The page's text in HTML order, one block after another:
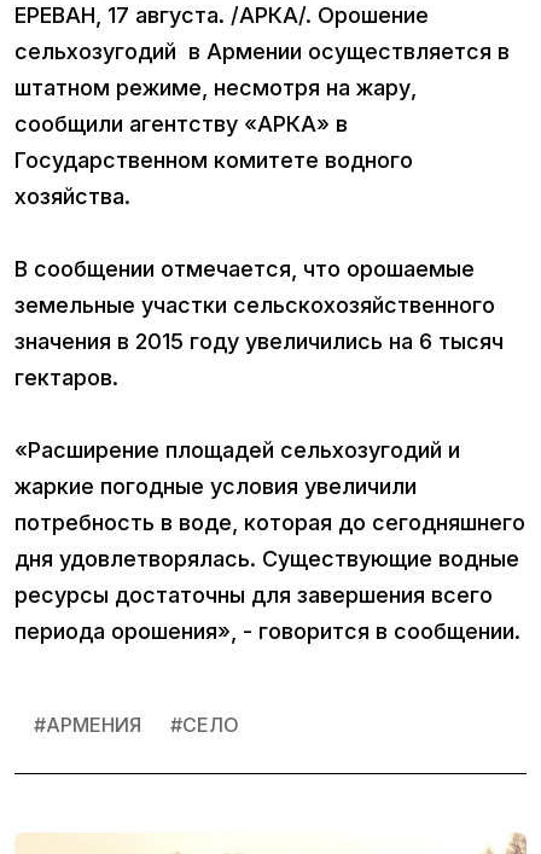
ЕРЕВАН, 17 августа. /АРКА/. Орошение
сельхозугодий в Армении осуществляется в
штатном режиме, несмотря на жару,
сообщили агентству «АРКА» в
Государственном комитете водного
хозяйства.
В сообщении отмечается, что орошаемые
земельные участки сельскохозяйственного
значения в 2015 году увеличились на 6 тысяч
гектаров.
«Расширение площадей сельхозугодий и
жаркие погодные условия увеличили
потребность в воде, которая до сегодняшнего
дня удовлетворялась. Существующие водные
ресурсы достаточны для завершения всего
периода орошения», - говорится в сообщении.
#АРМЕНИЯ #СЕЛО